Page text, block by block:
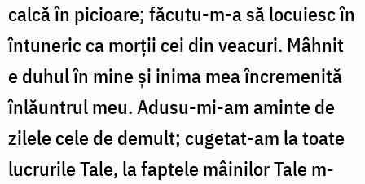
calcă în picioare; făcutu-m-a să locuiesc în
întuneric ca morţii cei din veacuri. Mâhnit
e duhul în mine şi inima mea încremenită
înlăuntrul meu. Adusu-mi-am aminte de
zilele cele de demult; cugetat-am la toate
lucrurile Tale, la faptele mâinilor Tale m-